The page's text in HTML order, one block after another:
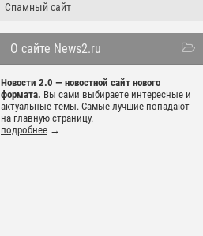
Спамный сайт
О сайте News2.ru
Новости 2.0 — новостной сайт нового
формата. Вы сами выбираете интересные и
актуальные темы. Самые лучшие попадают
на главную страницу.
подробнее →